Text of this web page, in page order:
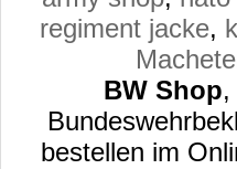
regiment jacke,
BW Shop,
bestellen im